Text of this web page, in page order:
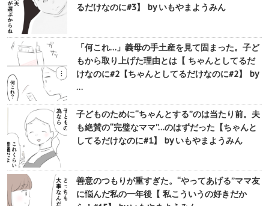
るだけなのに#3】 by いもやまようみん
「何これ…」義母の手土産を見て固まった。子ど
もから取り上げた理由とは【 ちゃんとしてるだ
けなのに#2【ちゃんとしてるだけなのに#2】 by
…
子どものために“ちゃんとする”のは当たり前。夫
も絶賛の“完璧なママ”…のはずだった【ちゃんと
してるだけなのに#1】 by いもやまようみん
善意のつもりが重すぎた。“やってあげる”ママ友
に悩んだ私の一年後【 私こういうの好きだか